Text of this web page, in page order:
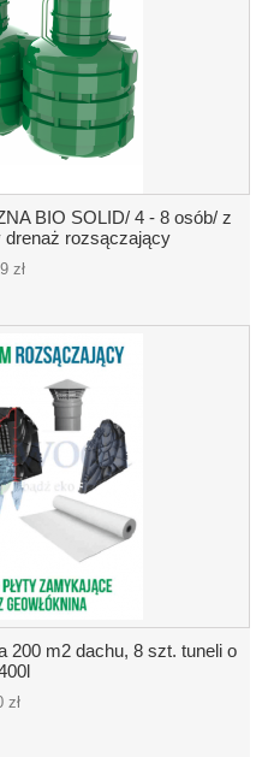
BIO SOLID/ 4 - 8 osób/ z
drenaż rozsączający
zł
200 m2 dachu, 8 szt. tuneli o
zł